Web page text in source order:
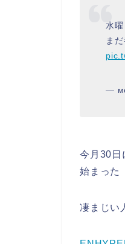
水
ま
—
今月30日
始まった
凄まじい